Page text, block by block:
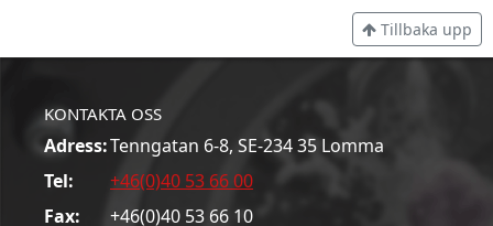
Tillbaka upp
KONTAKTA OSS
Adress:Tenngatan 6-8, SE-234 35 Lomma
Tel:
+46(0)40 53 66 00
Fax:
+46(0)40 53 66 10